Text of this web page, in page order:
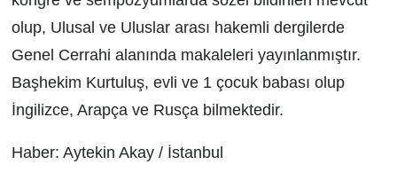
olup, Ulusal ve Uluslar arası hakemli dergilerde
Genel Cerrahi alanında makaleleri yayınlanmıştır.
Başhekim Kurtuluş, evli ve 1 çocuk babası olup
İngilizce, Arapça ve Rusça bilmektedir.
Haber: Aytekin Akay / İstanbul